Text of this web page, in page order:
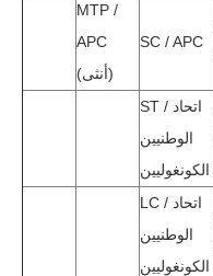
MTP /
APC
(أنثى)
SC / APC
ST / اتحاد
الوطنيين
الكونغوليين
LC / اتحاد
الوطنيين
الكونغوليين